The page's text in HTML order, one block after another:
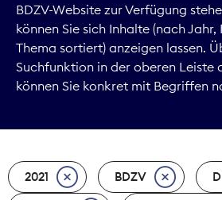
Digitales
Kommunikation
Marktdaten
Nachhaltigkeit
BDZV-Website zur Verfügung
können Sie sich Inhalte (nach
Thema sortiert) anzeigen lassen.
Suchfunktion in der oberen Leiste
können Sie konkret mit Begriffen
2021 BDZV